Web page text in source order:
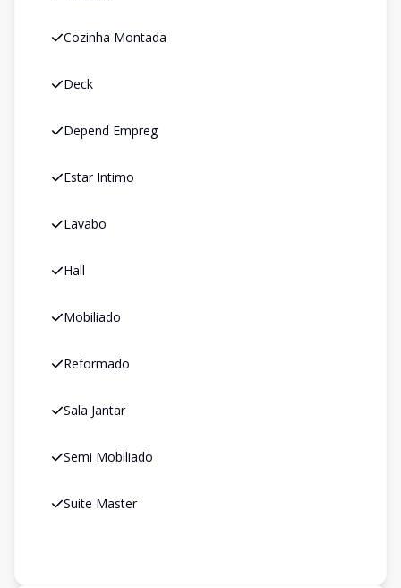
Cozinha Montada
Deck
Depend Empreg
Estar Intimo
Lavabo
Hall
Mobiliado
Reformado
Sala Jantar
Semi Mobiliado
Suite Master